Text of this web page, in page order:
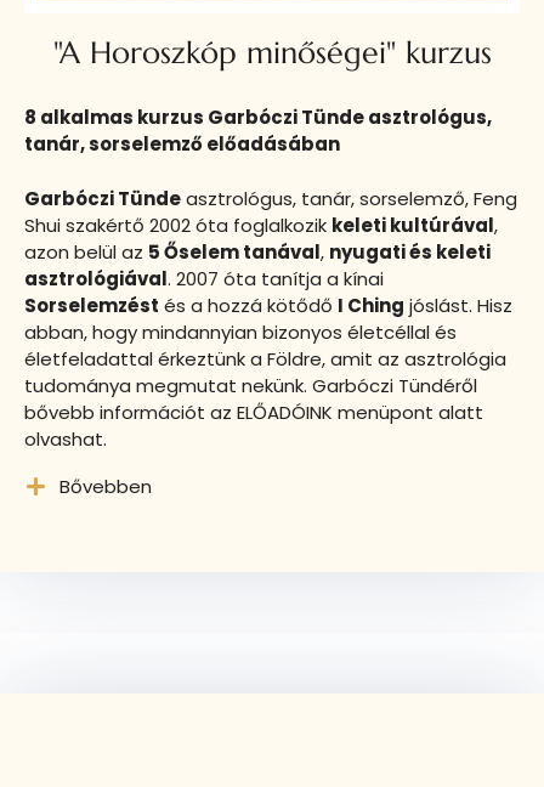
"A Horoszkóp minőségei" kurzus
8 alkalmas kurzus Garbóczi Tünde asztrológus,
tanár, sorselemző előadásában
Garbóczi Tündeasztrológus, tanár, sorselemző, Feng
Shui szakértő 2002 óta foglalkozik keleti kultúrával,
azon belül az 5 Őselem tanával, nyugati és keleti
asztrológiával. 2007 óta tanítja a kínai
Sorselemzést és a hozzá kötődő I Ching jóslást. Hisz
abban, hogy mindannyian bizonyos életcéllal és
életfeladattal érkeztünk a Földre, amit az asztrológia
tudománya megmutat nekünk. Garbóczi Tündéről
bővebb információt az ELŐADÓINK menüpont alatt
olvashat.
Bővebben